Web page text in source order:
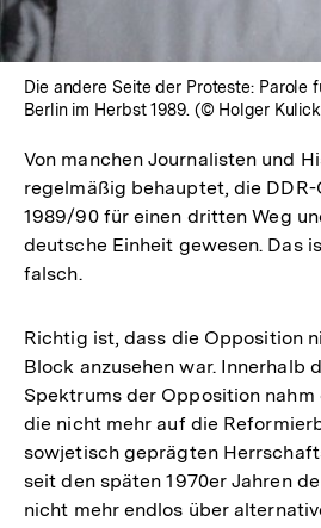
Die andere Seite der Proteste: Parole
Berlin im Herbst 1989. (© Holger
Von manchen Journalisten und
regelmäßig behauptet, die
1989/90 für einen dritten Weg
deutsche Einheit gewesen. Das
falsch.
Richtig ist, dass die Opposition
Block anzusehen war. Innerhalb
Spektrums der Opposition nahm
die nicht mehr auf die
sowjetisch geprägten
seit den späten 1970er Jahren
nicht mehr endlos über